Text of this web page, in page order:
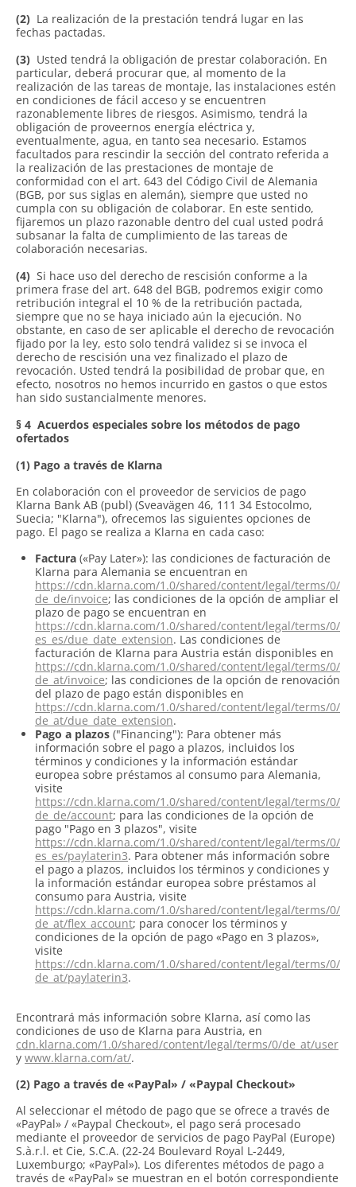
(2) La realización de la prestación tendrá lugar en las
fechas pactadas.
(3) Usted tendrá la obligación de prestar colaboración. En
particular, deberá procurar que, al momento de la
realización de las tareas de montaje, las instalaciones estén
en condiciones de fácil acceso y se encuentren
razonablemente libres de riesgos. Asimismo, tendrá la
obligación de proveernos energía eléctrica y,
eventualmente, agua, en tanto sea necesario. Estamos
facultados para rescindir la sección del contrato referida a
la realización de las prestaciones de montaje de
conformidad con el art. 643 del Código Civil de Alemania
(BGB, por sus siglas en alemán), siempre que usted no
cumpla con su obligación de colaborar. En este sentido,
fijaremos un plazo razonable dentro del cual usted podrá
subsanar la falta de cumplimiento de las tareas de
colaboración necesarias.
(4) Si hace uso del derecho de rescisión conforme a la
primera frase del art. 648 del BGB, podremos exigir como
retribución integral el 10 % de la retribución pactada,
siempre que no se haya iniciado aún la ejecución. No
obstante, en caso de ser aplicable el derecho de revocación
fijado por la ley, esto solo tendrá validez si se invoca el
derecho de rescisión una vez finalizado el plazo de
revocación. Usted tendrá la posibilidad de probar que, en
efecto, nosotros no hemos incurrido en gastos o que estos
han sido sustancialmente menores.
§ 4 Acuerdos especiales sobre los métodos de pago
ofertados
(1) Pago a través de Klarna
En colaboración con el proveedor de servicios de pago
Klarna Bank AB (publ) (Sveavägen 46, 111 34 Estocolmo,
Suecia; "Klarna"), ofrecemos las siguientes opciones de
pago. El pago se realiza a Klarna en cada caso:
Factura («Pay Later»): las condiciones de facturación de
Klarna para Alemania se encuentran en
https://cdn.klarna.com/1.0/shared/content/legal/terms/0/
de_de/invoice; las condiciones de la opción de ampliar el
plazo de pago se encuentran en
https://cdn.klarna.com/1.0/shared/content/legal/terms/0/
es_es/due_date_extension. Las condiciones de
facturación de Klarna para Austria están disponibles en
https://cdn.klarna.com/1.0/shared/content/legal/terms/0/
de_at/invoice; las condiciones de la opción de renovación
del plazo de pago están disponibles en
https://cdn.klarna.com/1.0/shared/content/legal/terms/0/
de_at/due_date_extension.
Pago a plazos ("Financing"): Para obtener más
información sobre el pago a plazos, incluidos los
términos y condiciones y la información estándar
europea sobre préstamos al consumo para Alemania,
visite
https://cdn.klarna.com/1.0/shared/content/legal/terms/0/
de_de/account; para las condiciones de la opción de
pago "Pago en 3 plazos", visite
https://cdn.klarna.com/1.0/shared/content/legal/terms/0/
es_es/paylaterin3. Para obtener más información sobre
el pago a plazos, incluidos los términos y condiciones y
la información estándar europea sobre préstamos al
consumo para Austria, visite
https://cdn.klarna.com/1.0/shared/content/legal/terms/0/
de_at/flex_account; para conocer los términos y
condiciones de la opción de pago «Pago en 3 plazos»,
visite
https://cdn.klarna.com/1.0/shared/content/legal/terms/0/
de_at/paylaterin3.
Encontrará más información sobre Klarna, así como las
condiciones de uso de Klarna para Austria, en
cdn.klarna.com/1.0/shared/content/legal/terms/0/de_at/user
y www.klarna.com/at/.
(2) Pago a través de «PayPal» / «Paypal Checkout»
Al seleccionar el método de pago que se ofrece a través de
«PayPal» / «Paypal Checkout», el pago será procesado
mediante el proveedor de servicios de pago PayPal (Europe)
S.à.r.l. et Cie, S.C.A. (22-24 Boulevard Royal L-2449,
Luxemburgo; «PayPal»). Los diferentes métodos de pago a
través de «PayPal» se muestran en el botón correspondiente